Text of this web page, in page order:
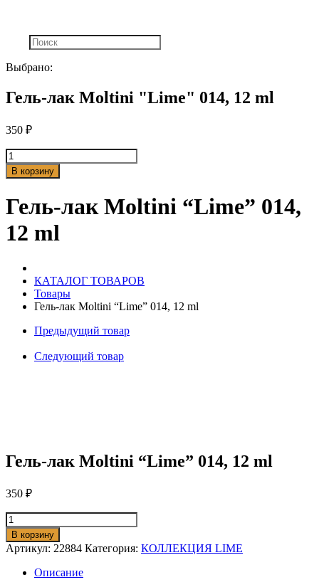
Выбрано:
Гель-лак Moltini "Lime" 014, 12 ml
350 ₽
Количество
товара
Гель-
Moltini
"Lime"
014,
12
В корзину
Гель-лак Moltini “Lime” 014,
12 ml
КАТАЛОГ ТОВАРОВ
Товары
Гель-лак Moltini “Lime” 014, 12 ml
Предыдущий товар
Следующий товар
Гель-лак Moltini “Lime” 014, 12 ml
350 ₽
Количество
товара
Гель-
лак
Moltini
"Lime"
В корзину
Артикул: 22884 Категория: КОЛЛЕКЦИЯ LIME
Описание